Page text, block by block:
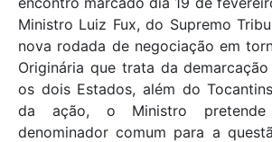
Ministro Luiz Fux, do Supremo
nova rodada de negociação em
Originária que trata da
os dois Estados, além do
da ação, o Ministro pretende
denominador comum para a